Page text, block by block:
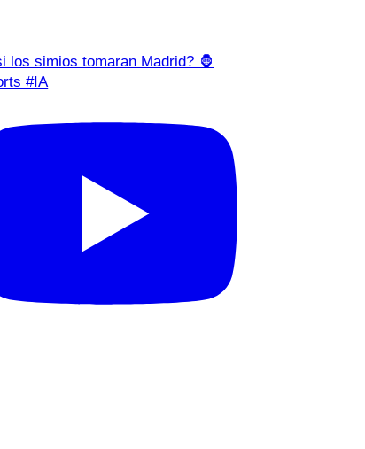
los simios tomaran Madrid? 🦍
#IA